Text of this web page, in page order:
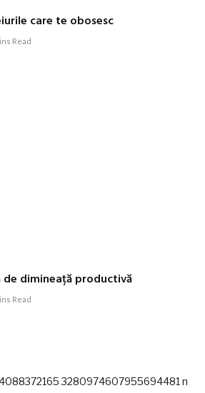
care te obosesc
Read
de dimineață productivă
Read